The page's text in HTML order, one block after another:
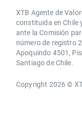
XTB Agente de
constituida en Chile
ante la Comisión
número de registro
Apoquindo 4501,
Santiago de Chile.
Copyright 2026 ©